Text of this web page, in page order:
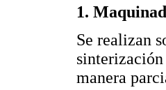
1.
Se realizan
sinterización
manera